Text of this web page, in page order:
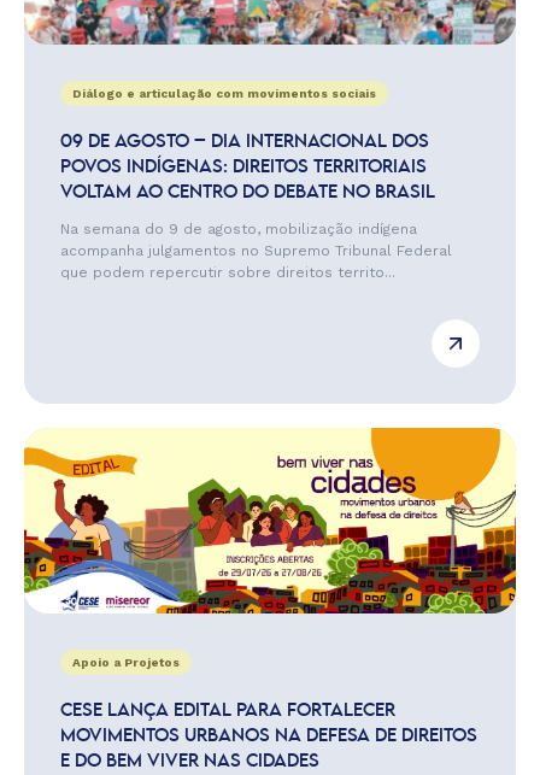
Diálogo e articulação com movimentos sociais
09 DE AGOSTO – DIA INTERNACIONAL DOS
POVOS INDÍGENAS: DIREITOS TERRITORIAIS
VOLTAM AO CENTRO DO DEBATE NO BRASIL
Na semana do 9 de agosto, mobilização indígena
acompanha julgamentos no Supremo Tribunal Federal
que podem repercutir sobre direitos territo...
Apoio a Projetos
CESE LANÇA EDITAL PARA FORTALECER
MOVIMENTOS URBANOS NA DEFESA DE DIREITOS
E DO BEM VIVER NAS CIDADES